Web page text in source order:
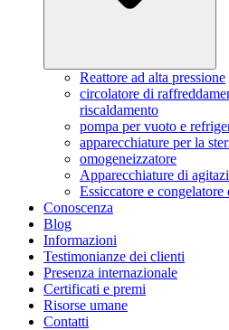
Reattore ad alta pressione
circolatore di
riscaldamento
pompa per vuoto e
apparecchiature per la
omogeneizzatore
Apparecchiature di
Essiccatore e
Conoscenza
Blog
Informazioni
Testimonianze dei clienti
Presenza internazionale
Certificati e premi
Risorse umane
Contatti